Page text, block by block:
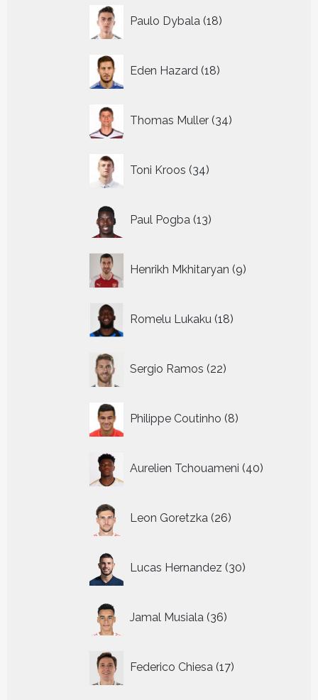
Paulo Dybala 18
producten
Eden Hazard 18
producten
Thomas Muller 34
producten
Toni Kroos 34
producten
Paul Pogba 13
producten
Henrikh Mkhitaryan 9
producten
Romelu Lukaku 18
producten
Sergio Ramos 22
producten
Philippe Coutinho 8
producten
Aurelien Tchouameni 40
producten
Leon Goretzka 26
producten
Lucas Hernandez 30
producten
Jamal Musiala 36
producten
Federico Chiesa 17
producten